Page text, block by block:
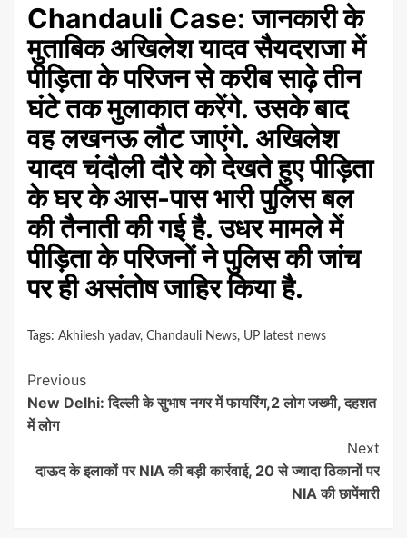
Chandauli Case: जानकारी के
मुताबिक अखिलेश यादव सैयदराजा में
पीड़िता के परिजन से करीब साढ़े तीन
घंटे तक मुलाकात करेंगे. उसके बाद
वह लखनऊ लौट जाएंगे. अखिलेश
यादव चंदौली दौरे को देखते हुए पीड़िता
के घर के आस-पास भारी पुलिस बल
की तैनाती की गई है. उधर मामले में
पीड़िता के परिजनों ने पुलिस की जांच
पर ही असंतोष जाहिर किया है.
Tags: Akhilesh yadav, Chandauli News, UP latest news
Continue
Reading
Previous
New Delhi: दिल्ली के सुभाष नगर में फायरिंग,2 लोग जख्मी, दहशत
में लोग
Next
दाऊद के इलाकों पर NIA की बड़ी कार्रवाई, 20 से ज्यादा ठिकानों पर
NIA की छापेंमारी